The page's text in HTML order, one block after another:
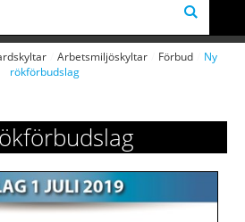
Arbetsmiljöskyltar Förbud
Ny
rökförbudslag